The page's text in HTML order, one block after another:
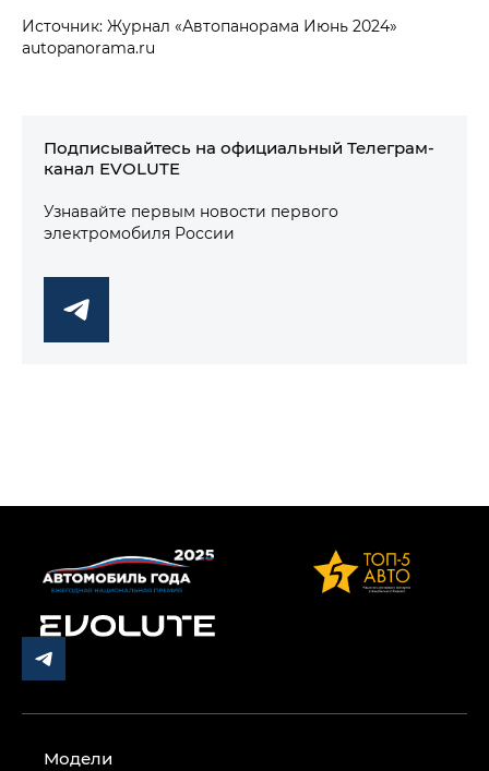
Источник: Журнал «Автопанорама Июнь 2024»
autopanorama.ru
Подписывайтесь на официальный Телеграм-
канал EVOLUTE
Узнавайте первым новости первого
электромобиля России
Модели